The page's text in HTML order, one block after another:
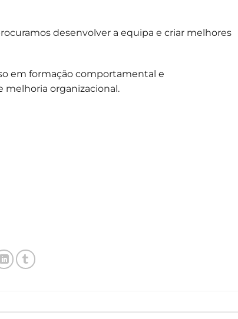
desenvolver a equipa e criar melhores
em formação comportamental e
organizacional.